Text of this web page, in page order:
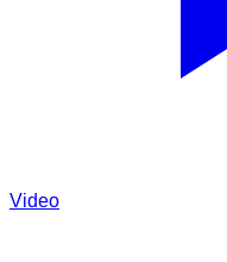
Video